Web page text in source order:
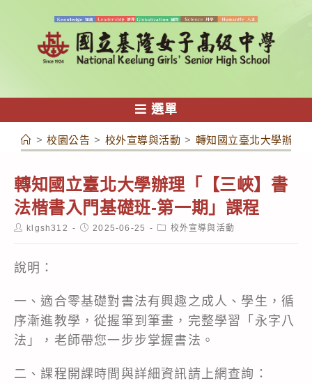
容
選單
> 校園公告 > 校外宣導與活動 > 轉知國立臺北大學辦理
轉知國立臺北大學辦理「【三峽】書
法楷書入門基礎班-第一期」課程
Postklgsh312
Post2025-06-25
Post校外宣導與活動
說明：
一、適合零基礎對書法有興趣之成人、學生，循
序漸進教學，從握筆到筆畫，完整學習「永字八
法」，老師帶您一步步掌握書法。
二、課程開課時間與詳細資訊請上網查詢：